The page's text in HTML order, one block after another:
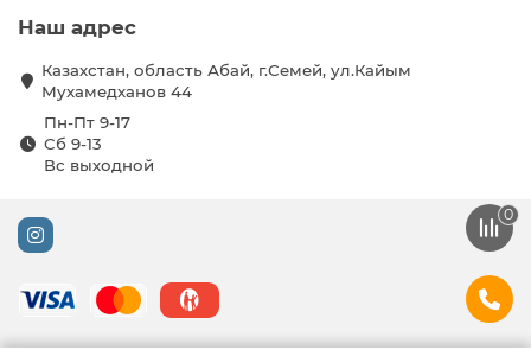
Наш адрес
Казахстан, область Абай, г.Семей, ул.Кайым
Мухамедханов 44
Пн-Пт 9-17
Сб 9-13
Вс выходной
0